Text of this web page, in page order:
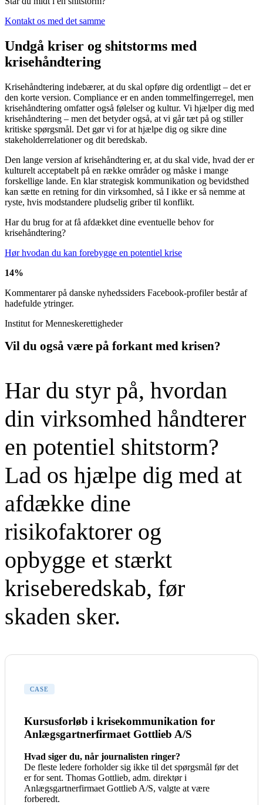
Kontakt os med det samme
Undgå kriser og shitstorms med
krisehåndtering
Krisehåndtering indebærer, at du skal opføre dig ordentligt – det er
den korte version. Compliance er en anden tommelfingerregel, men
krisehåndtering omfatter også følelser og kultur. Vi hjælper dig med
krisehåndtering – men det betyder også, at vi går tæt på og stiller
kritiske spørgsmål. Det gør vi for at hjælpe dig og sikre dine
stakeholderrelationer og dit beredskab.
Den lange version af krisehåndtering er, at du skal vide, hvad der er
kulturelt acceptabelt på en række områder og måske i mange
forskellige lande. En klar strategisk kommunikation og bevidsthed
kan sætte en retning for din virksomhed, så I ikke er så nemme at
ryste, hvis modstandere pludselig griber til konflikt.
Har du brug for at få afdækket dine eventuelle behov for
krisehåndtering?
Hør hvodan du kan forebygge en potentiel krise
14%
Kommentarer på danske nyhedssiders Facebook-profiler består af
hadefulde ytringer.
Institut for Menneskerettigheder
Vil du også være på forkant med krisen?
Har du styr på, hvordan
din virksomhed håndterer
en potentiel shitstorm?
Lad os hjælpe dig med at
afdække dine
risikofaktorer og
opbygge et stærkt
kriseberedskab, før
skaden sker.
CASE
Kursusforløb i krisekommunikation for
Anlægsgartnerfirmaet Gottlieb A/S
Hvad siger du, når journalisten ringer?
De fleste ledere forholder sig ikke til det spørgsmål før det
er for sent. Thomas Gottlieb, adm. direktør i
Anlægsgartnerfirmaet Gottlieb A/S, valgte at være
forberedt.